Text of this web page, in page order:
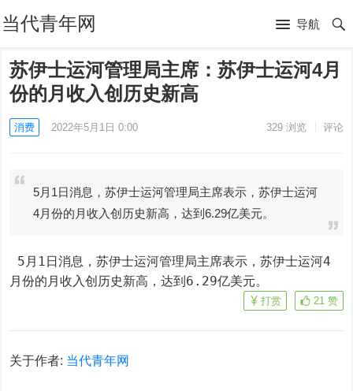
当代青年网 导航
苏伊士运河管理局主席：苏伊士运河4月
份的月收入创历史新高
消费 2022年5月1日 0:00 329浏览 评论
5月1日消息，苏伊士运河管理局主席表示，苏伊士运河
4月份的月收入创历史新高，达到6.29亿美元。
月份的月收入创历史新高，达到6.29亿美元。
21 赞
打赏
关于作者: 当代青年网